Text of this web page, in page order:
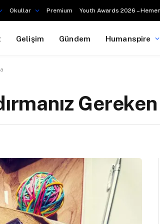
Okullar Premium Youth Awards 2026 –
Gelişim Gündem Humanspire